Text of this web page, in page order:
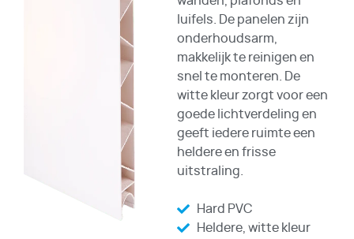
luifels. De panelen zijn
onderhoudsarm,
makkelijk te reinigen en
snel te monteren. De
witte kleur zorgt voor een
goede lichtverdeling en
geeft iedere ruimte een
heldere en frisse
uitstraling.
Hard PVC
Heldere, witte kleur